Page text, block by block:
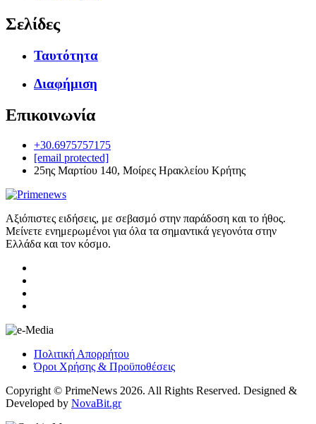
Σελίδες
Ταυτότητα
Διαφήμιση
Επικοινωνία
+30.6975757175
[email protected]
25ης Μαρτίου 140, Μοίρες Ηρακλείου Κρήτης
Αξιόπιστες ειδήσεις, με σεβασμό στην παράδοση και το ήθος.
Μείνετε ενημερωμένοι για όλα τα σημαντικά γεγονότα στην
Ελλάδα και τον κόσμο.
Πολιτική Απορρήτου
Όροι Χρήσης & Προϋποθέσεις
Copyright © PrimeNews 2026. All Rights Reserved. Designed &
Developed by NovaBit.gr